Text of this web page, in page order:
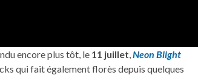
encore plus tôt, le 11 juillet Neon Blight
qui fait également florès depuis quelques